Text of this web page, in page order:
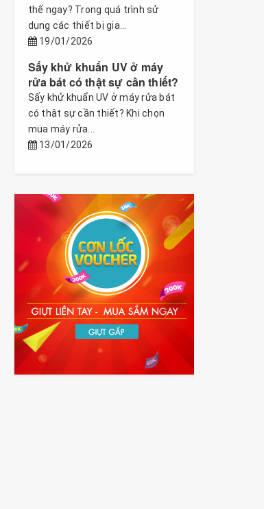
thế ngay? Trong quá trình sử
dụng các thiết bị gia...
19/01/2026
Sấy khử khuẩn UV ở máy
rửa bát có thật sự cần thiết?
Sấy khử khuẩn UV ở máy rửa bát
có thật sự cần thiết? Khi chọn
mua máy rửa...
13/01/2026